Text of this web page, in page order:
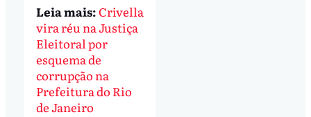
Leia mais:Crivella
vira réu na Justiça
Eleitoral por
esquema de
corrupção na
Prefeitura do Rio
de Janeiro